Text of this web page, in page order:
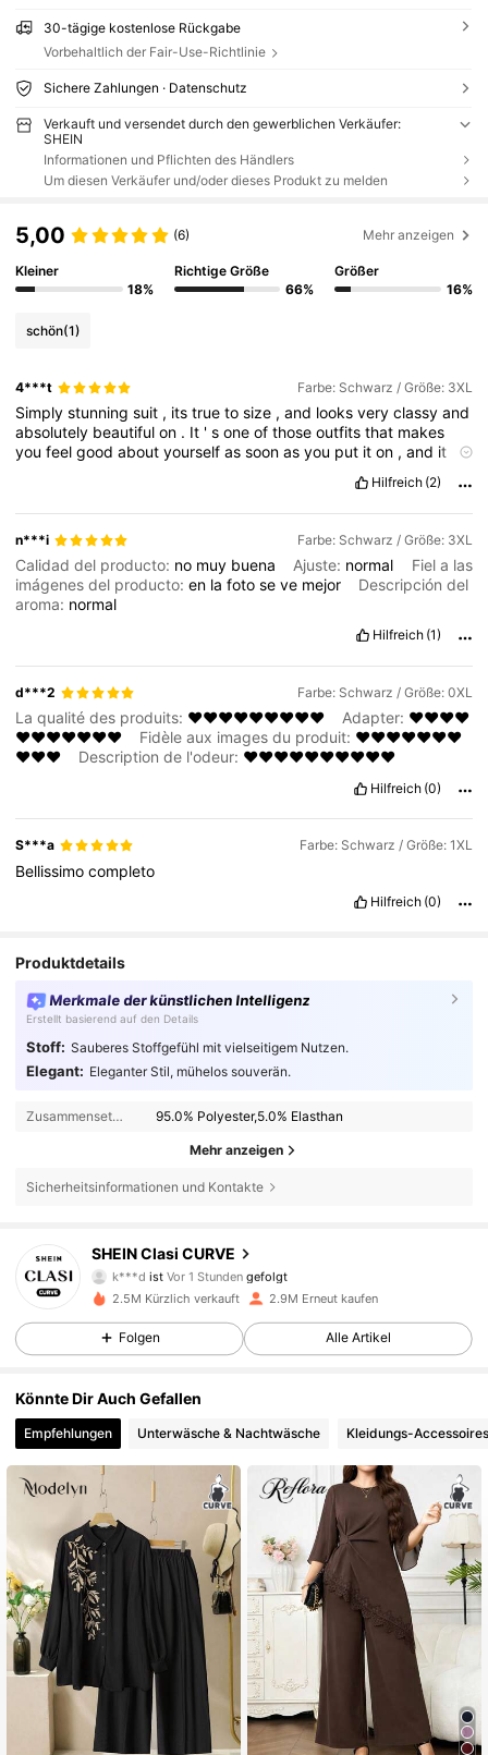
30-tägige kostenlose Rückgabe
Vorbehaltlich der Fair-Use-Richtlinie
Sichere Zahlungen · Datenschutz
Verkauft und versendet durch den gewerblichen Verkäufer:
SHEIN
Informationen und Pflichten des Händlers
Um diesen Verkäufer und/oder dieses Produkt zu melden
5,00 (6) Mehr anzeigen
Kleiner
18%
Richtige Größe
66%
Größer
16%
schön(1)
4***t Farbe: Schwarz / Größe: 3XL
Simplystunningsuit , itstruetosize ,and looksveryclassyand
absolutely beautifulon . It 'soneofthoseoutfitsthat makes
youfeelgoodaboutyourselfassoonasyou put iton ,and it
Hilfreich (2)
n***i Farbe: Schwarz / Größe: 3XL
Calidad del producto: no muy buena Ajuste: normal
Fiel a las
imágenes del producto:en lafotoseve mejor
Descripción del
aroma: normal
Hilfreich (1)
d***2 Farbe: Schwarz / Größe: 0XL
La qualité des produits: ❤️❤️❤️❤️❤️❤️❤️❤️❤️ Adapter: ❤️❤️❤️❤️
❤️❤️❤️❤️❤️❤️❤️
Fidèle aux images du produit: ❤️❤️❤️❤️❤️❤️❤️
❤️❤️❤️
Description de l'odeur: ❤️❤️❤️❤️❤️❤️❤️❤️❤️❤️
Hilfreich (0)
S***a Farbe: Schwarz / Größe: 1XL
Bellissimocompleto
Hilfreich (0)
Produktdetails
Merkmale der künstlichen Intelligenz
Erstellt basierend auf den Details
Stoff: Sauberes Stoffgefühl mit vielseitigem Nutzen.
Elegant: Eleganter Stil, mühelos souverän.
Zusammensetzung: 95.0% Polyester,5.0% Elasthan
Mehr anzeigen
Sicherheitsinformationen und Kontakte
SHEIN Clasi CURVE
k***d ist Vor 1 Stundengefolgt
a***e ist am Durchsuchen
4,83 337K Follower
337K Follower
337K Follower
337K Follower
2.5M Kürzlich verkauft 2.9M Erneut kaufen
Folgen Alle Artikel
Könnte Dir Auch Gefallen
Empfehlungen Unterwäsche & Nachtwäsche Kleidungs-Accessoires